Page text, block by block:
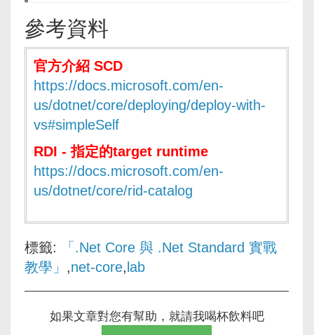
參考資料
官方介紹 SCD
https://docs.microsoft.com/en-
us/dotnet/core/deploying/deploy-with-
vs#simpleSelf
RDI - 指定的target runtime
https://docs.microsoft.com/en-
us/dotnet/core/rid-catalog
標籤:
「.Net Core 與 .Net Standard 實戰
教學」 ,net-core, lab
如果文章對您有幫助，就請我喝杯飲料吧